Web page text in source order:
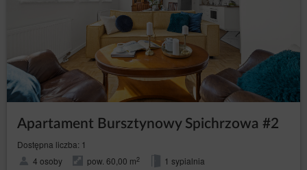
Apartament Bursztynowy Spichrzowa #2
Dostępna liczba: 1
4 osoby
pow. 60,00 m2
1 sypialnia